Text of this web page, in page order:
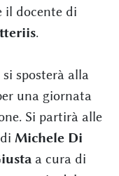
il docente di
.
sposterà alla
una giornata
Si partirà alle
Michele Di
a cura di